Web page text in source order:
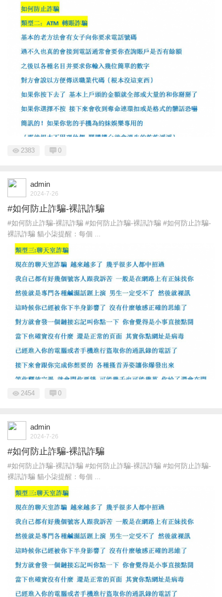
2383 0
admin
2024-7-26
#如何防止詐騙-裸訊詐騙
#如何防止詐騙-裸訊詐騙 #如何防止詐騙-裸訊詐騙 #如何防止詐騙-
裸訊詐騙 貓小柒提醒：每個 ...
2454 0
admin
2024-7-26
#如何防止詐騙-裸訊詐騙
#如何防止詐騙-裸訊詐騙 #如何防止詐騙-裸訊詐騙 #如何防止詐騙-
裸訊詐騙 貓小柒提醒：每個 ...